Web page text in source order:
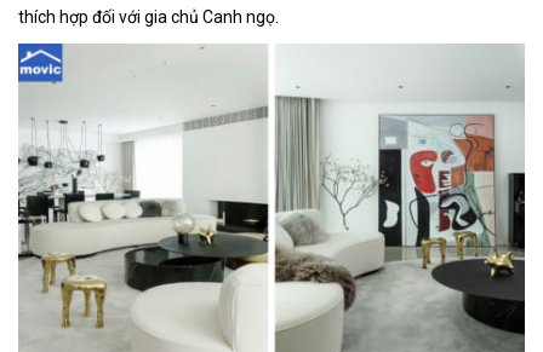
thích hợp đối với gia chủ Canh ngọ.